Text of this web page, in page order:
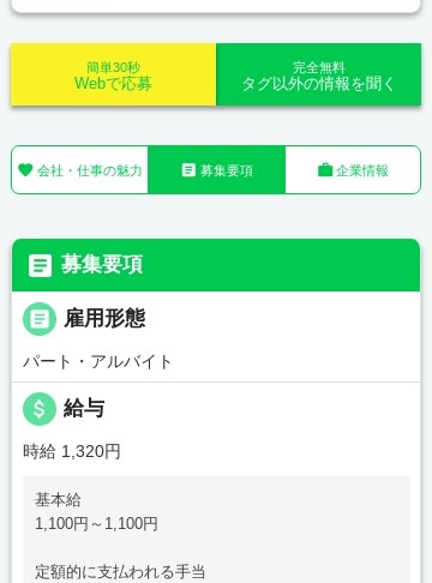
完全無料
タグ以外の情報を聞く
簡単30秒
Webで応募
 会社・仕事の魅力  募集要項 企業情報
 募集要項
 雇用形態
パート・アルバイト
attach_money 給与
時給 1,320円
基本給
1,100円～1,100円
定額的に支払われる手当